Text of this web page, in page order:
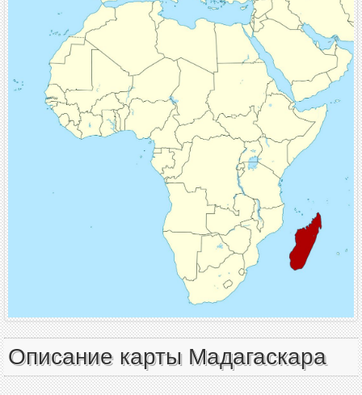
Описание карты Мадагаскара